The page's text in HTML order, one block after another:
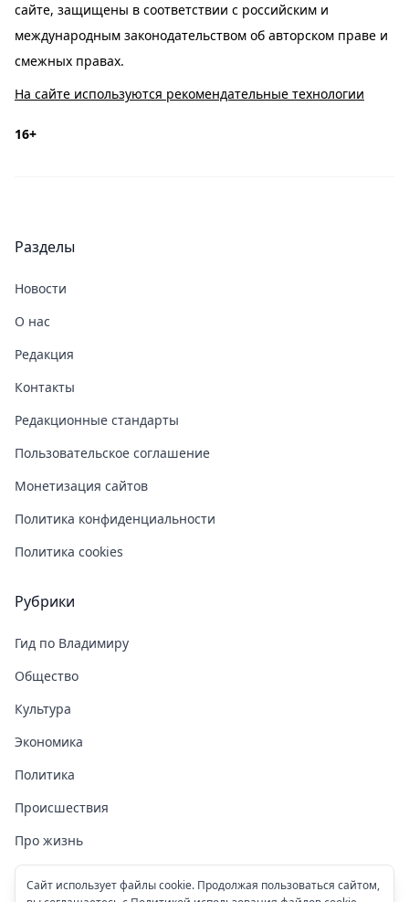
сайте, защищены в соответствии с российским и
международным законодательством об авторском праве и
смежных правах.
На сайте используются рекомендательные технологии
16+
Разделы
Новости
О нас
Редакция
Контакты
Редакционные стандарты
Пользовательское соглашение
Монетизация сайтов
Политика конфиденциальности
Политика cookies
Рубрики
Гид по Владимиру
Общество
Культура
Экономика
Политика
Происшествия
Про жизнь
Здоровье
Сайт использует файлы cookie. Продолжая пользоваться сайтом,